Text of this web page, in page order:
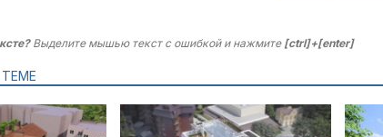
Выделите мышью текст с ошибкой и нажмите [ctrl]+[enter]